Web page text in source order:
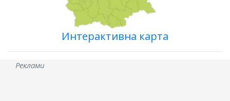
Интерактивна карта
Реклами